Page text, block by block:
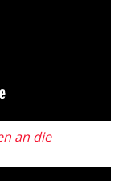
an die